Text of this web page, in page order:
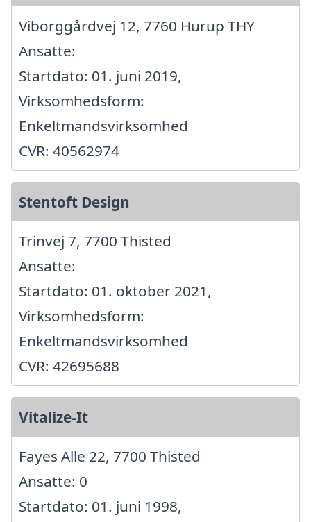
Viborggårdvej 12, 7760 Hurup THY
Ansatte:
Startdato: 01. juni 2019,
Virksomhedsform:
Enkeltmandsvirksomhed
CVR: 40562974
Stentoft Design
Trinvej 7, 7700 Thisted
Ansatte:
Startdato: 01. oktober 2021,
Virksomhedsform:
Enkeltmandsvirksomhed
CVR: 42695688
Vitalize-It
Fayes Alle 22, 7700 Thisted
Ansatte: 0
Startdato: 01. juni 1998,